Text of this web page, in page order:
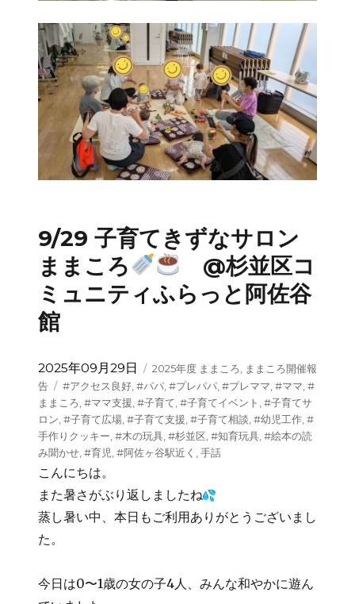
9/29 子育てきずなサロン
ままころ
@杉並区コ
ミュニティふらっと阿佐谷
館
投
稿
日:
2025年09月29日
カ
テ
ゴ
リ
ー
2025年度 ままころ
ままころ開催報
告
タ
グ
#アクセス良好, #パパ, #プレパパ, #プレママ #ママ #
ままころ #ママ支援 #子育て #子育てイベント #子育てサ
ロン #子育て広場, #子育て支援 #子育て相談 #幼児工作, #
手作りクッキー #木の玩具, #杉並区 #知育玩具, #絵本の読
み聞かせ, #育児 #阿佐ヶ谷駅近く 手話
こんにちは。
また暑さがぶり返しましたね
蒸し暑い中、本日もご利用ありがとうございまし
た。
今日は0〜1歳の女の子4人、みんな和やかに遊ん